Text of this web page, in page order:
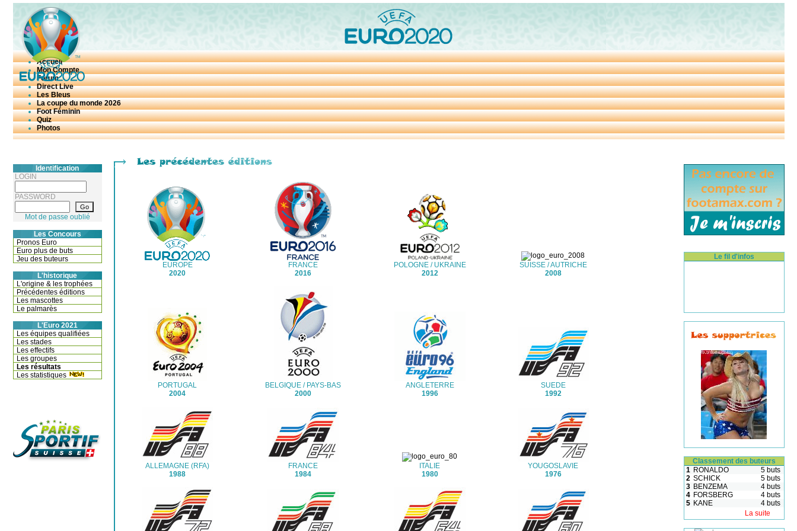
Accueil
Mon Compte
Forum
Direct Live
Les Bleus
La coupe du monde 2026
Foot Féminin
Quiz
Photos
Identification
LOGIN
PASSWORD
Mot de passe oublié
Les Concours
Pronos Euro
Euro plus de buts
Jeu des buteurs
L'historique
L'origine & les trophées
Précédentes éditions
Les mascottes
Le palmarès
L'Euro 2021
Les équipes qualifiées
Les stades
Les effectifs
Les groupes
Les résultats
Les statistiques
EUROPE
2020
FRANCE
2016
POLOGNE / UKRAINE
2012
SUISSE / AUTRICHE
2008
PORTUGAL
2004
BELGIQUE / PAYS-BAS
2000
ANGLETERRE
1996
SUEDE
1992
ALLEMAGNE (RFA)
1988
FRANCE
1984
ITALIE
1980
YOUGOSLAVIE
1976
Le fil d'infos
Classement des buteurs
1 RONALDO
5 buts
2 SCHICK
5 buts
3 BENZEMA
4 buts
4 FORSBERG
4 buts
5 KANE
4 buts
La suite